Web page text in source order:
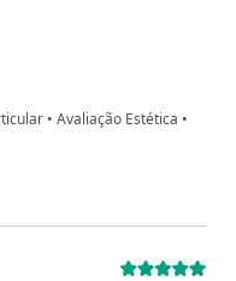
• Avaliação Estética •